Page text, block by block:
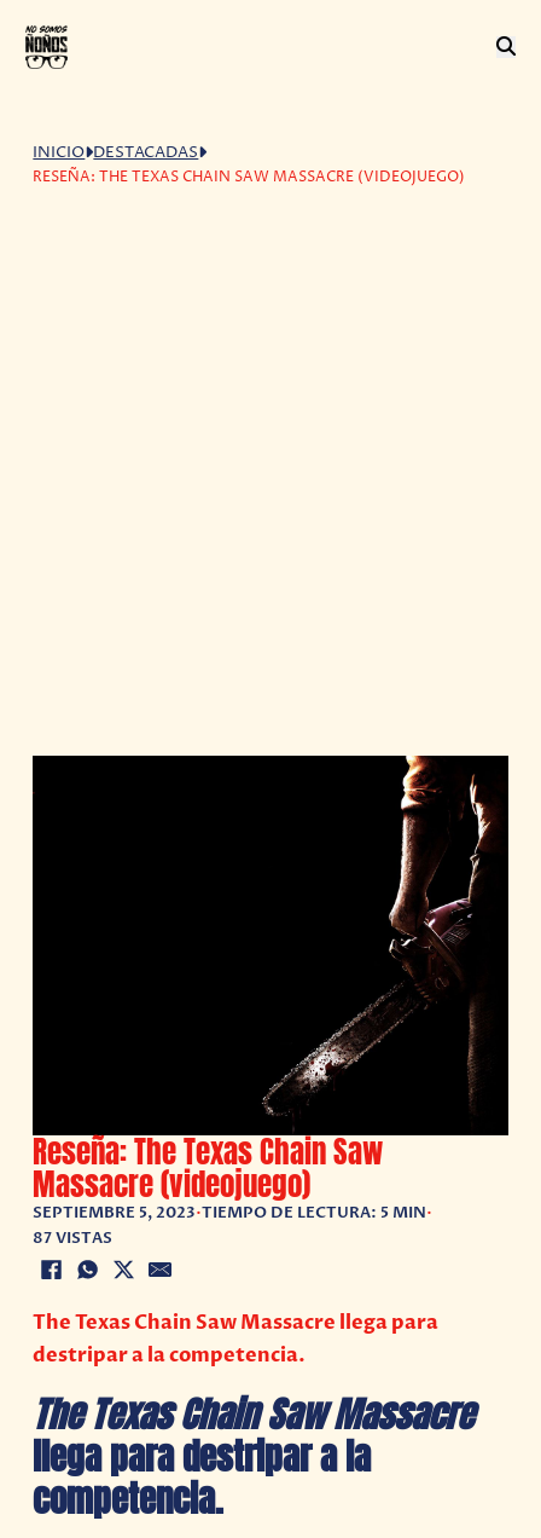
INICIO DESTACADAS
RESEÑA: THE TEXAS CHAIN SAW MASSACRE (VIDEOJUEGO)
Reseña: The Texas Chain Saw
Massacre (videojuego)
SEPTIEMBRE 5, 2023•TIEMPO DE LECTURA: 5 MIN•
87 VISTAS
The Texas Chain Saw Massacre llega para
destripar a la competencia.
The Texas Chain Saw Massacre
llega para destripar a la
competencia.